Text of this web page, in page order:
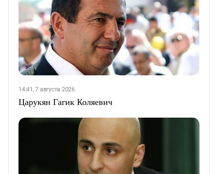
14:41, 7 августа 2026
Царукян Гагик Коляевич